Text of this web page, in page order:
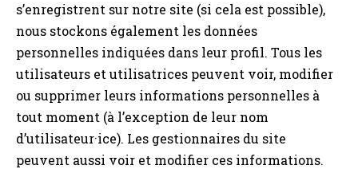
s’enregistrent sur notre site (si cela est possible),
nous stockons également les données
personnelles indiquées dans leur profil. Tous les
utilisateurs et utilisatrices peuvent voir, modifier
ou supprimer leurs informations personnelles à
tout moment (à l’exception de leur nom
d’utilisateur·ice). Les gestionnaires du site
peuvent aussi voir et modifier ces informations.